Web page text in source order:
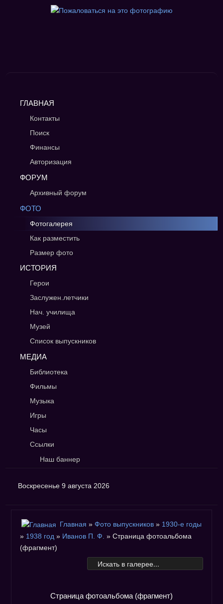
ГЛАВНАЯ
Контакты
Поиск
Финансы
Авторизация
ФОРУМ
Архивный форум
ФОТО
Фотогалерея
Как разместить
Размер фото
ИСТОРИЯ
Герои
Заслужен.летчики
Нач. училища
Музей
Список выпускников
МЕДИА
Библиотека
Фильмы
Музыка
Игры
Часы
Ссылки
Наш баннер
Воскресенье 9 августа 2026
Главная » Фото выпускников» 1930-е годы
» 1938 год » Иванов П. Ф. » Страница фотоальбома
(фрагмент)
Страница фотоальбома (фрагмент)